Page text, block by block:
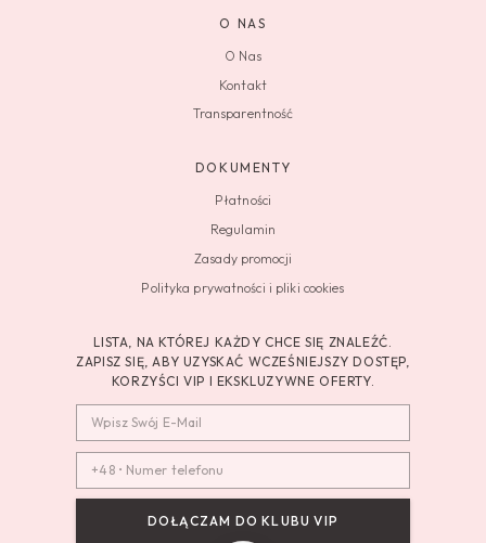
O NAS
O Nas
Kontakt
Transparentność
DOKUMENTY
Płatności
Regulamin
Zasady promocji
Polityka prywatności i pliki cookies
LISTA, NA KTÓREJ KAŻDY CHCE SIĘ ZNALEŹĆ.
ZAPISZ SIĘ, ABY UZYSKAĆ WCZEŚNIEJSZY DOSTĘP,
KORZYŚCI VIP I EKSKLUZYWNE OFERTY.
DOŁĄCZAM DO KLUBU VIP